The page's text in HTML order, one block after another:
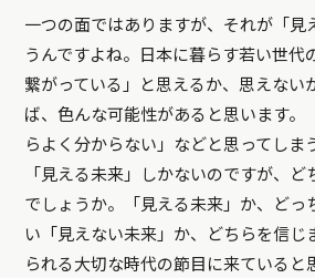
一つの面ではありますが、それが「見
うんですよね。日本に暮らす若い世代
繋がっている」と思えるか、思えない
ば、色んな可能性があると思います。
らよく分からない」などと思ってしま
「見える未来」しかないのですが、
でしょうか。「見える未来」か、どっ
い「見えない未来」か、どちらを信じ
られる大切な時代の節目に来ていると